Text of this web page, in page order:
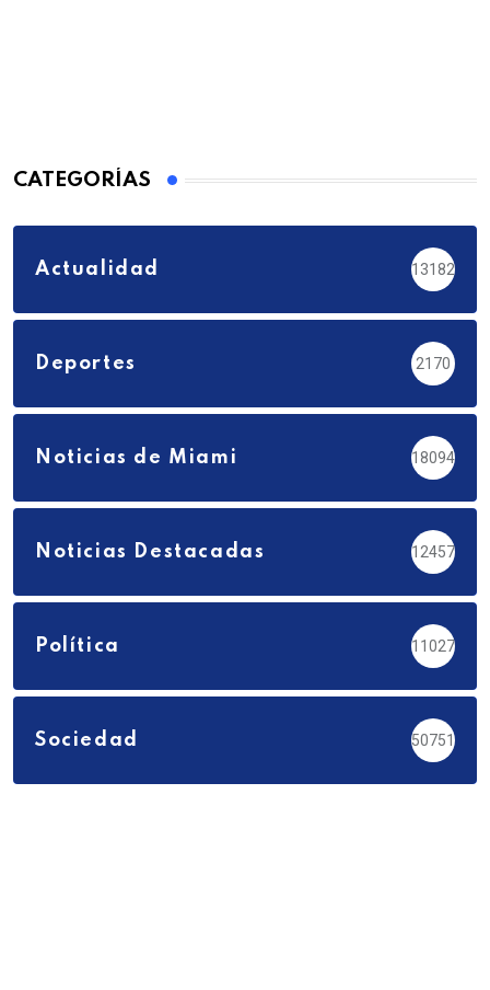
CATEGORÍAS
Actualidad 13182
Deportes 2170
Noticias de Miami 18094
Noticias Destacadas 12457
Política 11027
Sociedad 50751